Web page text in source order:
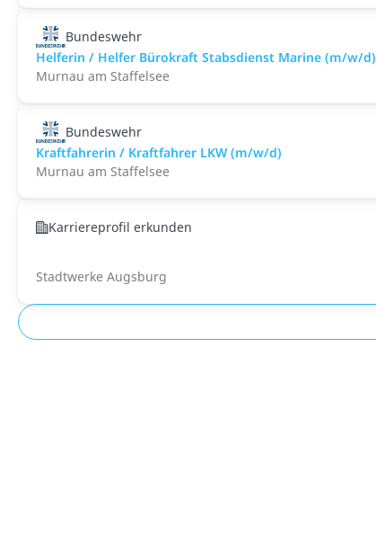
Bundeswehr
Helferin / Helfer Bürokraft Stabsdienst Marine (m/w/d)
Murnau am Staffelsee
Bundeswehr
Kraftfahrerin / Kraftfahrer LKW (m/w/d)
Murnau am Staffelsee
Karriereprofil erkunden
Stadtwerke Augsburg